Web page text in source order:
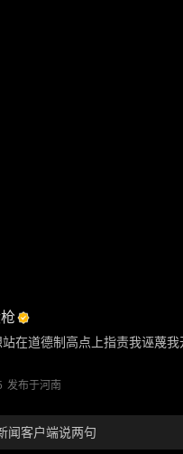
在道德制高点上指责我诬蔑我
发布于河南
闻客户端说两句